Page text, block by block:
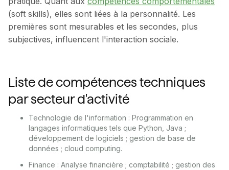
(soft skills), elles sont liées à la personnalité. Les
premières sont mesurables et les secondes, plus
subjectives, influencent l'interaction sociale.
Liste de compétences techniques
par secteur d'activité
Technologie de l'information : Programmation en
langages informatiques tels que Python, Java ;
développement de logiciels ; gestion de base de
données ; cloud computing.
Finance : Analyse financière ; comptabilité ; gestion des